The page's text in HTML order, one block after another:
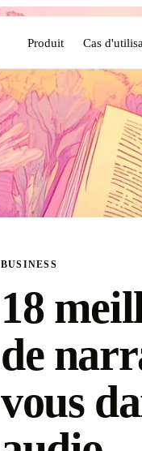
Produit Cas
BUSINESS
18
de
vous